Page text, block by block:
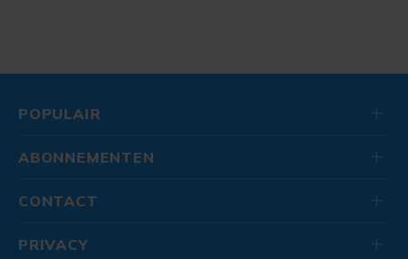
POPULAIR
ABONNEMENTEN
CONTACT
PRIVACY